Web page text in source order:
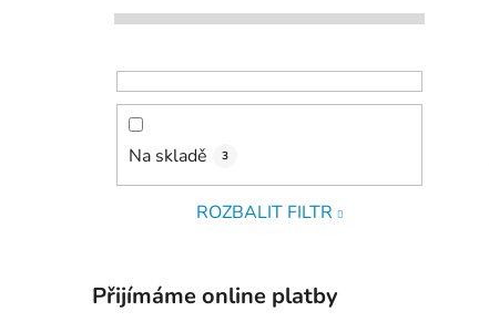
Na skladě 3
ROZBALIT FILTR
Přijímáme online platby